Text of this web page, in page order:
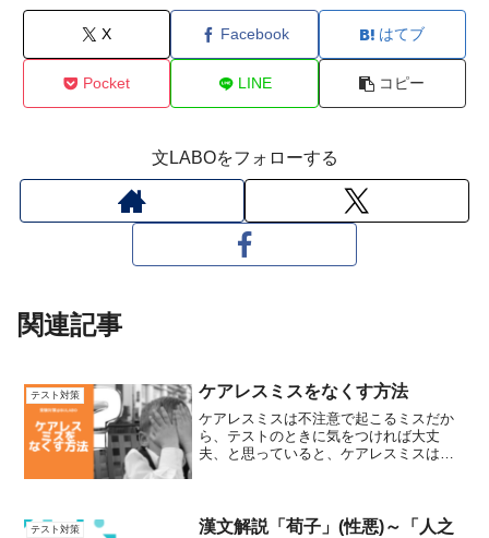
X Facebook はてブ
Pocket LINE コピー
文LABOをフォローする
関連記事
テスト対策 ケアレスミスをなくす方法
ケアレスミスは不注意で起こるミスだか
ら、テストのときに気をつければ大丈
夫、と思っていると、ケアレスミスは一
テスト対策
漢文解説「荀子」(性悪)～「人之